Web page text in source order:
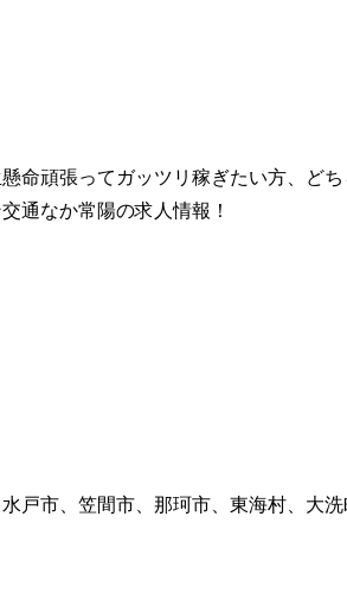
命頑張ってガッツリ稼ぎたい方、ど
通なか常陽の求人情報！
戸市、笠間市、那珂市、東海村、大洗